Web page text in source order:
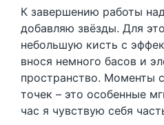
К завершению работы
добавляю звёзды. Для
небольшую кисть с
внося немного басов и
пространство. Моменты
точек – это особенные
час я чувствую себя